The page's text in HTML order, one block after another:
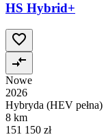
HS Hybrid+
Nowe
2026
Hybryda (HEV pełna)
8 km
151 150 zł